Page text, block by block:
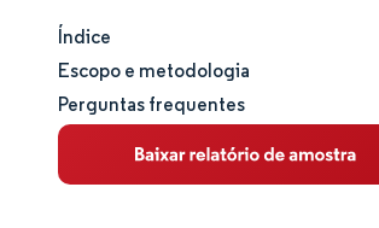
Tamanho e participação de mercado
Análise de mercado
Tendências e insights
Índice
Escopo e metodologia
Perguntas frequentes